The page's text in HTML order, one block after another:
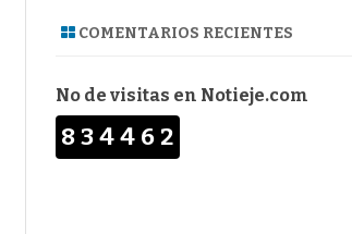
COMENTARIOS RECIENTES
No de visitas en Notieje.com
834462